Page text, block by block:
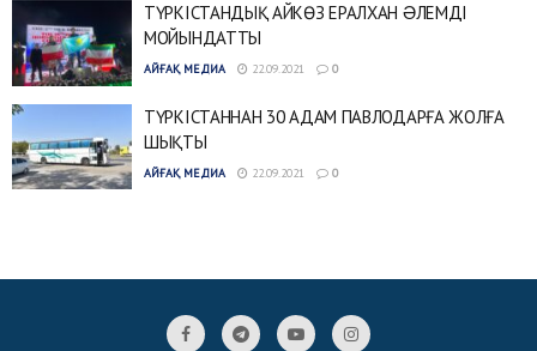
ТҮРКІСТАНДЫҚ АЙКӨЗ ЕРАЛХАН ƏЛЕМДІ
МОЙЫНДАТТЫ
АЙҒАҚ МЕДИА 22.09.2021 0
ТҮРКІСТАННАН 30 АДАМ ПАВЛОДАРҒА ЖОЛҒА
ШЫҚТЫ
АЙҒАҚ МЕДИА 22.09.2021 0